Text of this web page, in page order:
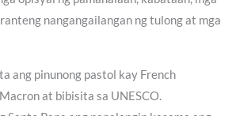
nangangailangan ng tulong at mga
ang pinunong pastol kay French
at bibisita sa UNESCO.